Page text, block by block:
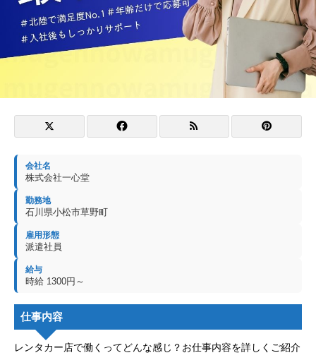
会社名
株式会社一心堂
勤務地
石川県小松市草野町
雇用形態
派遣社員
給与
時給 1300円～
仕事内容
レンタカー店で働くってどんな感じ？お仕事内容を詳しくご紹介